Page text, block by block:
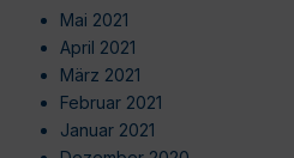
Mai 2021
April 2021
März 2021
Februar 2021
Januar 2021